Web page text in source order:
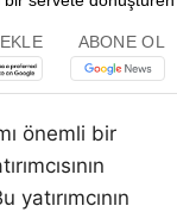
EKLE ABONE OL
önemli bir